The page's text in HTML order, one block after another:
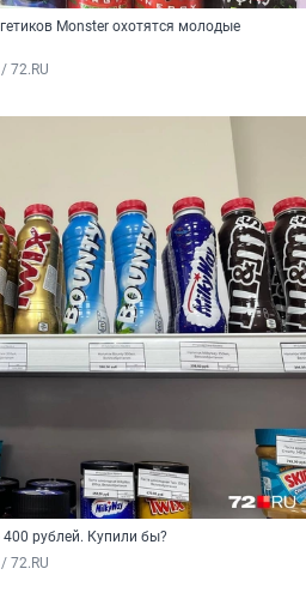
Monster охотятся молодые
72.RU
рублей. Купили бы?
72.RU